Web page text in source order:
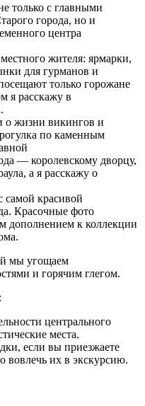
только с главными
города, но и
центра
жителя: ярмарки,
для гурманов и
только горожане
я расскажу в
о жизни викингов и
по каменным
— королевскому дворцу,
а я расскажу о
самой красивой
Красочные фото
дополнением к коллекции
мы угощаем
и горячим глегом.
центрального
места.
если вы приезжаете
вовлечь их в экскурсию.